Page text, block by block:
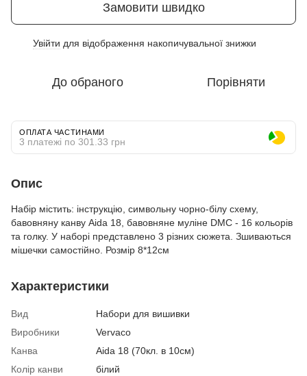
Замовити швидко
Увійти для відображення накопичувальної знижки
До обраного Порівняти
ОПЛАТА ЧАСТИНАМИ
3 платежі по 301.33 грн
Опис
Набір містить: інструкцію, символьну чорно-білу схему,
бавовняну канву Aida 18, бавовняне муліне DMC - 16 кольорів
та голку. У наборі представлено 3 різних сюжета. Зшиваються
мішечки самостійно. Розмір 8*12см
Характеристики
Вид
Набори для вишивки
Виробники
Vervaco
Канва
Aida 18 (70кл. в 10см)
Колір канви
білий